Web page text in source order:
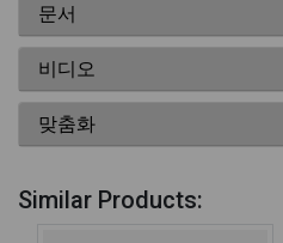
문서
비디오
맞춤화
Similar Products: